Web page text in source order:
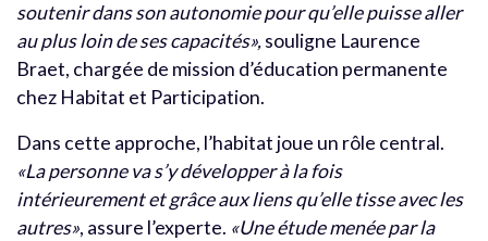
soutenir dans son autonomie pour qu’elle puisse aller
au plus loin de ses capacités»,souligne Laurence
Braet, chargée de mission d’éducation permanente
chez Habitat et Participation.
Dans cette approche, l’habitat joue un rôle central.
«La personne va s’y développer à la fois
intérieurement et grâce aux liens qu’elle tisse avec les
autres», assure l’experte. «Une étude menée par la